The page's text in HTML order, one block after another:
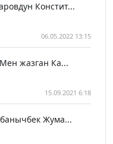
Констит...
06.05.2022 13:15
жазган Ка...
15.09.2021 6:18
Жума...